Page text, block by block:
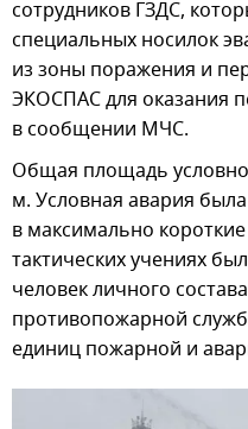
сотрудников ГЗДС,
специальных носилок
из зоны поражения и
ЭКОСПАС для оказания
в сообщении МЧС.
Общая площадь
м. Условная авария
в максимально
тактических учениях
человек личного
противопожарной
единиц пожарной и